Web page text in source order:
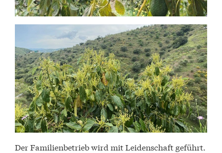
Der Familienbetrieb wird mit Leidenschaft geführt.